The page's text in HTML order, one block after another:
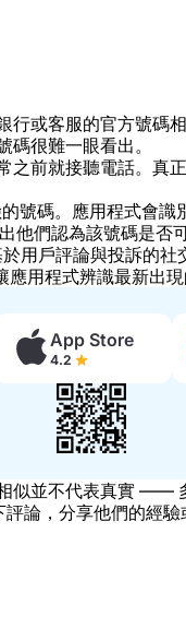
行或客服的官方號
很難一眼看出。
前就接聽電話。真
號碼。應用程式會識
們認為該號碼是否
用戶評論與投訴的社
用程式辨識最新出現
App Store
4.2
似並不代表真實 ——
論，分享他們的經